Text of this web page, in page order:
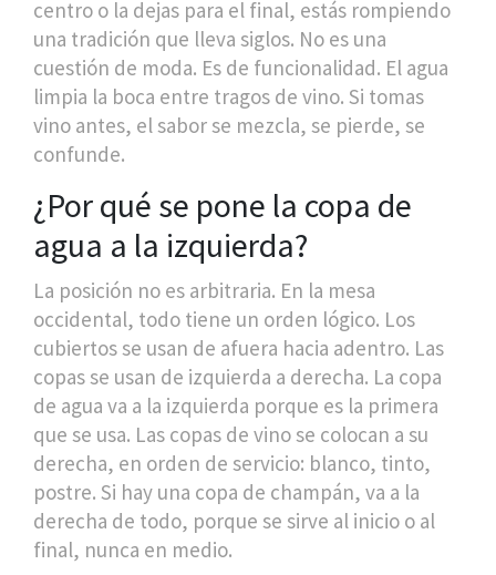
centro o la dejas para el final, estás rompiendo
una tradición que lleva siglos. No es una
cuestión de moda. Es de funcionalidad. El agua
limpia la boca entre tragos de vino. Si tomas
vino antes, el sabor se mezcla, se pierde, se
confunde.
¿Por qué se pone la copa de
agua a la izquierda?
La posición no es arbitraria. En la mesa
occidental, todo tiene un orden lógico. Los
cubiertos se usan de afuera hacia adentro. Las
copas se usan de izquierda a derecha. La copa
de agua va a la izquierda porque es la primera
que se usa. Las copas de vino se colocan a su
derecha, en orden de servicio: blanco, tinto,
postre. Si hay una copa de champán, va a la
derecha de todo, porque se sirve al inicio o al
final, nunca en medio.